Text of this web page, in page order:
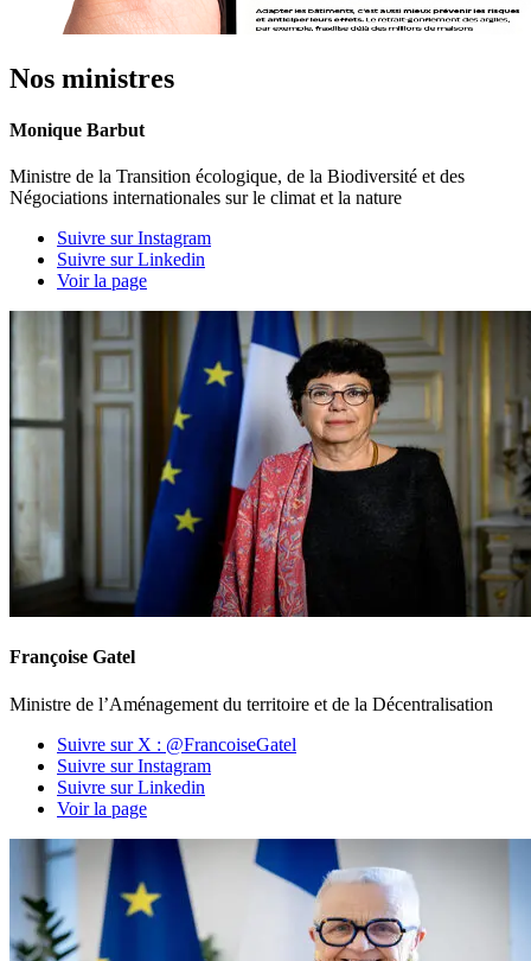
Nos ministres
Monique Barbut
Ministre de la Transition écologique, de la Biodiversité et des
Négociations internationales sur le climat et la nature
Suivre sur Instagram
Suivre sur Linkedin
Voir la page
Françoise Gatel
Ministre de l’Aménagement du territoire et de la Décentralisation
Suivre sur X : @FrancoiseGatel
Suivre sur Instagram
Suivre sur Linkedin
Voir la page